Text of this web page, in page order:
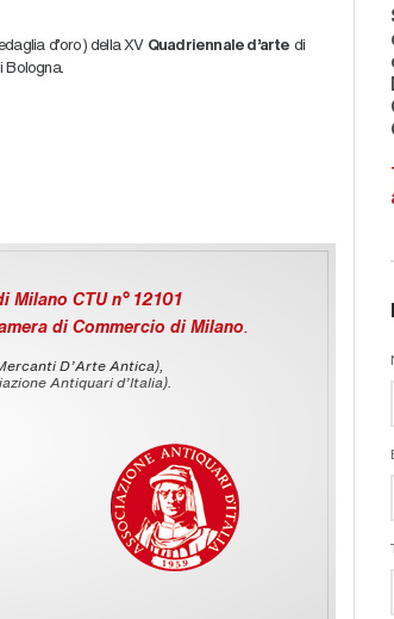
d’oro) della XV Quadriennale d’arte di
Bologna.
Milano CTU n° 12101
di Commercio di Milano.
D'Arte Antica),
Antiquari d’Italia).